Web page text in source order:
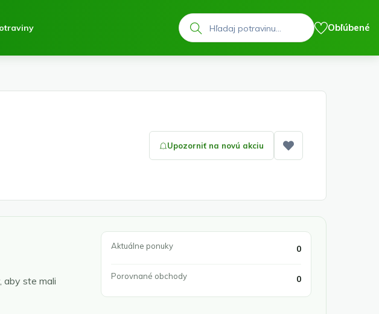
Hľadať
Obľúbené
Upozorniť na novú akciu
Pridať medzi
aby ste mali
Aktuálne ponuky 0
Porovnané obchody 0